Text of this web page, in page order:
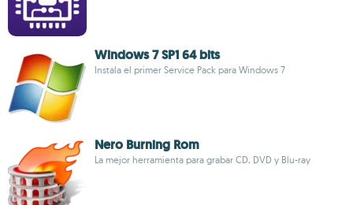
Windows 7 SP1 64 bits
Instala el primer Service Pack para Windows 7
Nero Burning Rom
La mejor herramienta para grabar CD, DVD y Blu-ray